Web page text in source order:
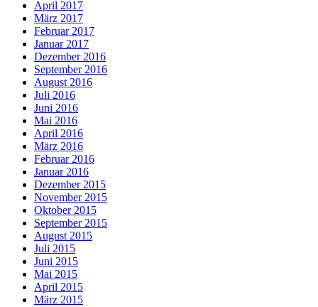
April 2017
März 2017
Februar 2017
Januar 2017
Dezember 2016
September 2016
August 2016
Juli 2016
Juni 2016
Mai 2016
April 2016
März 2016
Februar 2016
Januar 2016
Dezember 2015
November 2015
Oktober 2015
September 2015
August 2015
Juli 2015
Juni 2015
Mai 2015
April 2015
März 2015